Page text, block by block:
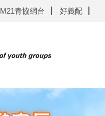
M21青協網台 好義配